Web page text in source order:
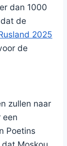
dan 1000
de
2025
de
zullen naar
een
Poetins